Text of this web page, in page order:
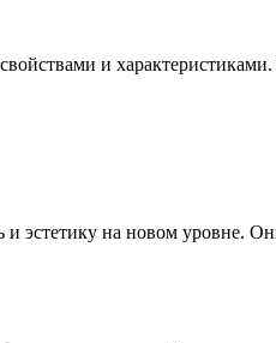
и
эстетику на новом уровне.